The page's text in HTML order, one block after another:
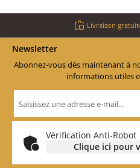
Livraison
Newsletter
Abonnez-vous dès maintenant à
informations utiles
e-
mail
*
Vérification Anti-Robot
Clique ici pour